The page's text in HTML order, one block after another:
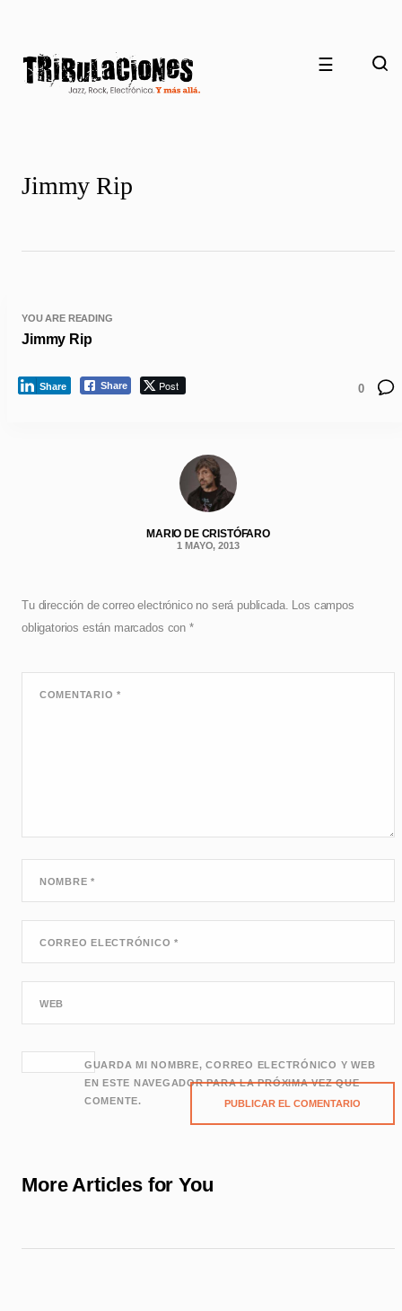
☰
Jimmy Rip
YOU ARE READING
Jimmy Rip
Share Post
Share 0
MARIO DE CRISTÓFARO
1 MAYO, 2013
Tu dirección de correo electrónico no será publicada. Los campos
obligatorios están marcados con *
COMENTARIO*
NOMBRE*
CORREO ELECTRÓNICO*
WEB
GUARDA MI NOMBRE, CORREO ELECTRÓNICO Y WEB
EN ESTE NAVEGADOR PARA LA PRÓXIMA VEZ QUE
COMENTE.
More Articles for You